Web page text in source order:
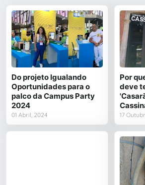
Do projeto Igualando
Oportunidades para o
palco da Campus Party
2024
01 Abril, 2024
Por
deve
17